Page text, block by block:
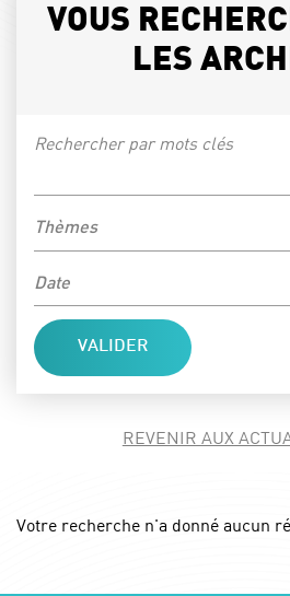
VOUS
LES
Rechercher par mots clés
Thèmes
Date
REVENIR AUX
Votre recherche n'a donné aucun